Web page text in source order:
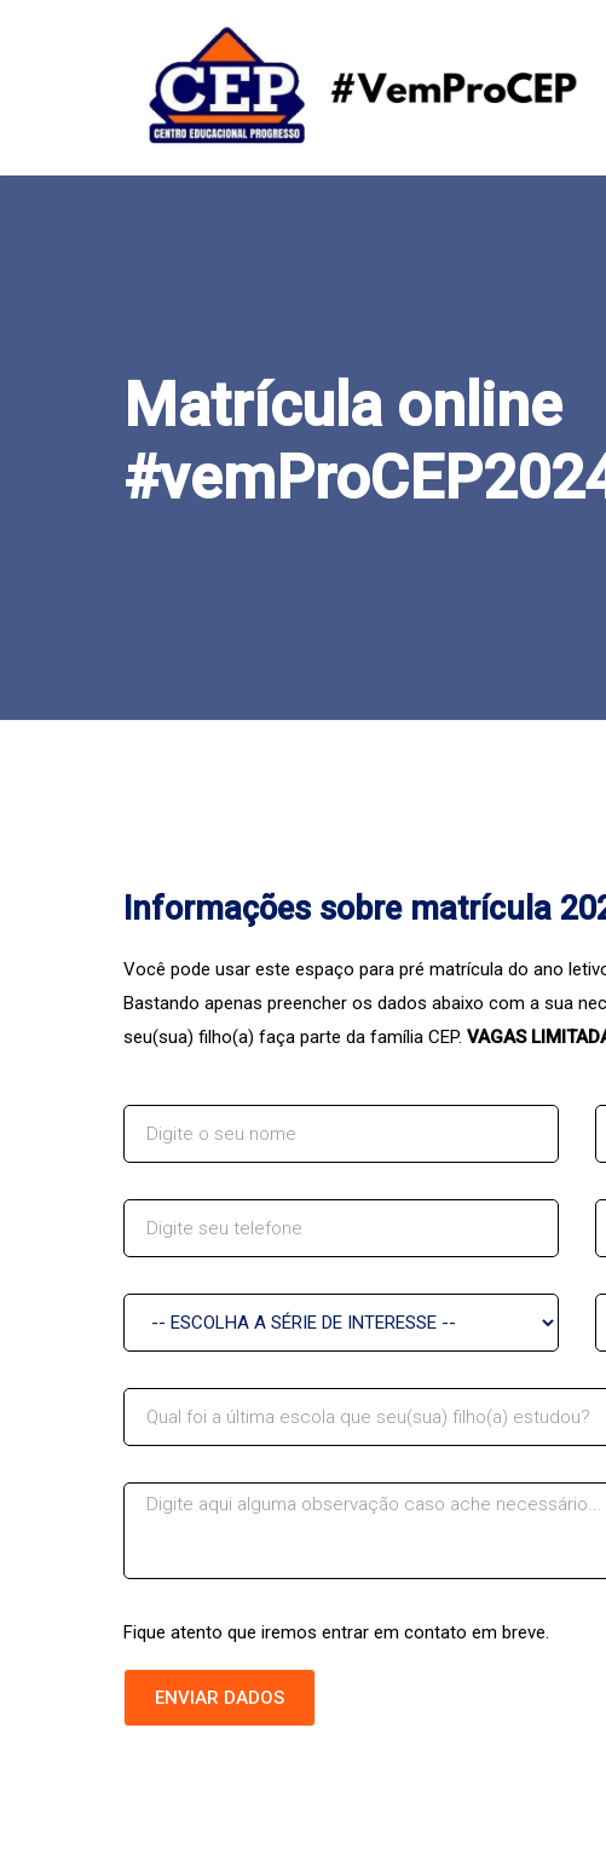
Matrícula online
Informações sobre matrícula
Você pode usar este espaço para pré matrícula do ano
Bastando apenas preencher os dados abaixo com a sua
seu(sua) filho(a) faça parte da família CEP. VAGAS
Fique atento que iremos entrar em contato em breve.
ENVIAR DADOS